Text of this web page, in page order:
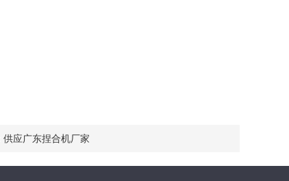
供应广东捏合机厂家